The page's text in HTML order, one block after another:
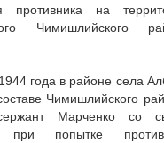
противника на
Чимишлийского
года в районе села
Чимишлийского
Марченко со
при попытке